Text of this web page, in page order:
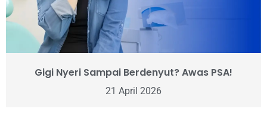
Gigi Nyeri Sampai Berdenyut? Awas PSA!
21 April 2026